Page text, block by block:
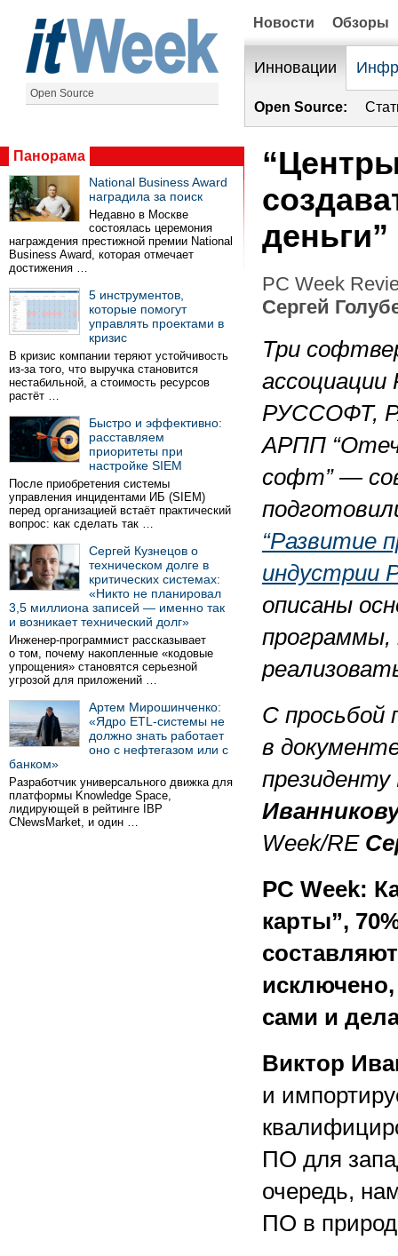
Open Source
Новости Обзоры
Инновации
Open Source:
Панорама
National Business Award
наградила за поиск
Недавно в Москве
состоялась церемония
награждения престижной премии National
Business Award, которая отмечает
достижения …
5 инструментов,
которые помогут
управлять проектами в
кризис
В кризис компании теряют устойчивость
из-за того, что выручка становится
нестабильной, а стоимость ресурсов
растёт …
Быстро и эффективно:
расставляем
приоритеты при
настройке SIEM
После приобретения системы
управления инцидентами ИБ (SIEM)
перед организацией встаёт практический
вопрос: как сделать так …
Сергей Кузнецов о
техническом долге в
критических системах:
«Никто не планировал
3,5 миллиона записей — именно так
и возникает технический долг»
Инженер-программист рассказывает
о том, почему накопленные «кодовые
упрощения» становятся серьезной
угрозой для приложений …
Артем Мирошинченко:
«Ядро ETL-системы не
должно знать работает
оно с нефтегазом или с
банком»
Разработчик универсального движка для
платформы Knowledge Space,
лидирующей в рейтинге IBP
CNewsMarket, и один …
деньги”
PC Week
Сергей
Три
РУССОФТ,
АРПП
софт” —
“Развитие
индустрии
описаны
С просьбой
в
Week/RE
PC Week:
карты”,
сами и
Виктор
и
ПО для
очередь,
ПО в